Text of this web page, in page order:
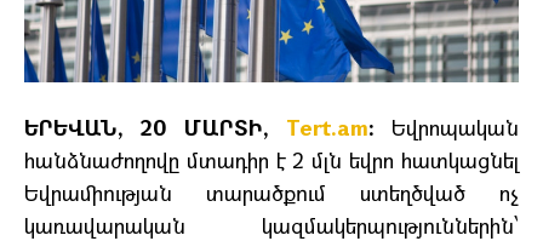
ԵՐԵՎԱՆ, 20 ՄԱՐՏԻ, Tert.am: Եվրոպական
հանձնաժողովը մտադիր է 2 մլն եվրո հատկացնել
Եվրամիության տարածքում ստեղծված ոչ
կառավարական կազմակերպություններին՝